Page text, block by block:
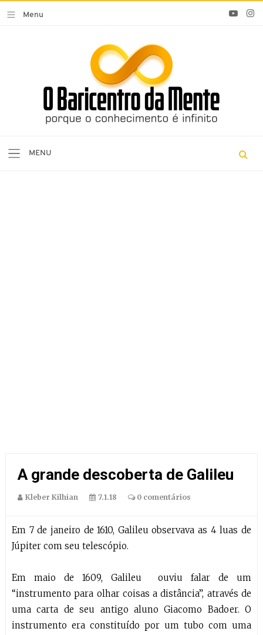
A grande descoberta de Galileu
Kleber Kilhian 7.1.18 0 comentários
Em 7 de janeiro de 1610, Galileu observava as 4 luas de
Júpiter com seu telescópio.
Em maio de 1609, Galileu ouviu falar de um
“instrumento para olhar coisas a distância”, através de
uma carta de seu antigo aluno Giacomo Badoer. O
instrumento era constituído por um tubo com uma